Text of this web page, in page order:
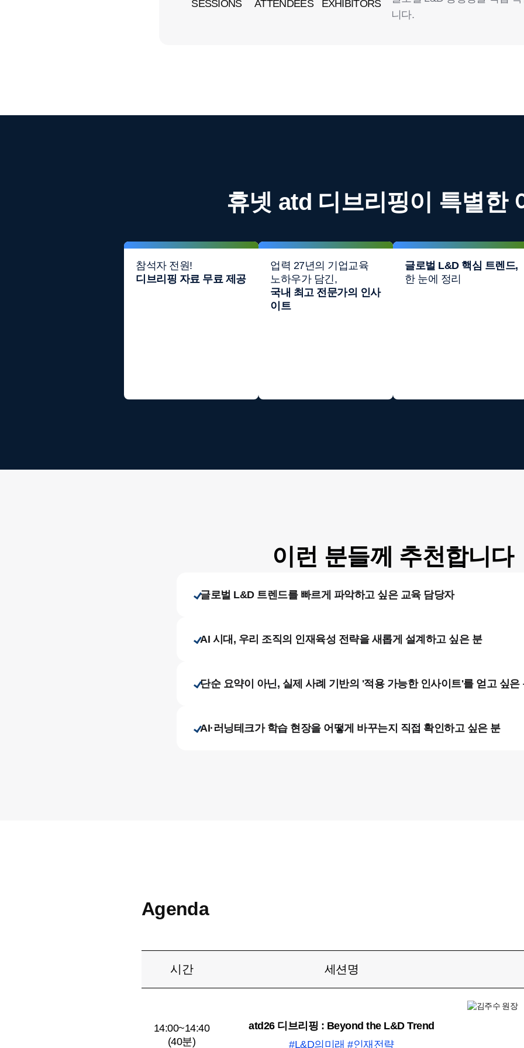
SESSIONS ATTENDEES EXHIBITORS
니다.
휴넷 atd 디브리핑이 특별한
참석자 전원!
디브리핑 자료 무료 제공
업력 27년의 기업교육
노하우가 담긴,
국내 최고 전문가의 인사
이트
글로벌 L&D 핵심 트렌드,
한 눈에 정리
이런 분들께 추천합니다
글로벌 L&D 트렌드를 빠르게 파악하고 싶은 교육 담당자
AI 시대, 우리 조직의 인재육성 전략을 새롭게 설계하고 싶은 분
단순 요약이 아닌, 실제 사례 기반의 '적용 가능한 인사이트'를 얻고 싶은
AI·러닝테크가 학습 현장을 어떻게 바꾸는지 직접 확인하고 싶은 분
Agenda
시간 세션명
14:00~14:40
(40분)
atd26 디브리핑 : Beyond the L&D Trend
#L&D의미래 #인재전략